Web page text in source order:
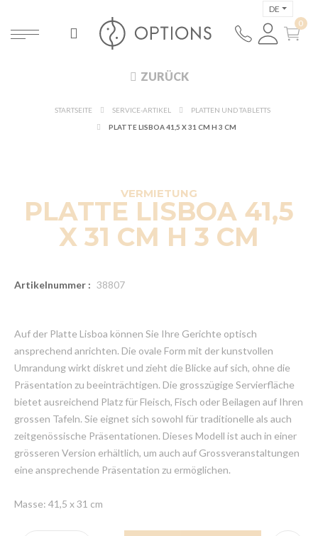
DE
ZURÜCK
STARTSEITE SERVICE-ARTIKEL
PLATTEN UND TABLETTS
PLATTE LISBOA 41,5 X 31 CM H 3 CM
VERMIETUNG
PLATTE LISBOA 41,5
X 31 CM H 3 CM
Artikelnummer : 38807
Auf der Platte Lisboa können Sie Ihre Gerichte optisch
ansprechend anrichten. Die ovale Form mit der kunstvollen
Umrandung wirkt diskret und zieht die Blicke auf sich, ohne die
Präsentation zu beeinträchtigen. Die grosszügige Servierfläche
bietet ausreichend Platz für Fleisch, Fisch oder Beilagen auf Ihren
grossen Tafeln. Sie eignet sich sowohl für traditionelle als auch
zeitgenössische Präsentationen. Dieses Modell ist auch in einer
grösseren Version erhältlich, um auch auf Grossveranstaltungen
eine ansprechende Präsentation zu ermöglichen.
Masse: 41,5 x 31 cm